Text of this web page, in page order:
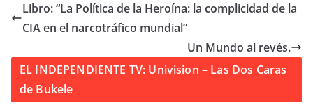
Libro: “La Política de la Heroína: la complicidad de la
CIA en el narcotráfico mundial”
Un Mundo al revés.
EL INDEPENDIENTE TV: Univision – Las Dos Caras
de Bukele